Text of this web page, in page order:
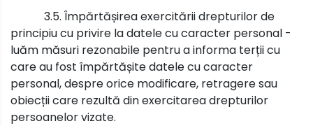
3.5. Împărtășirea exercitării drepturilor de
principiu cu privire la datele cu caracter personal -
luăm măsuri rezonabile pentru a informa terții cu
care au fost împărtășite datele cu caracter
personal, despre orice modificare, retragere sau
obiecții care rezultă din exercitarea drepturilor
persoanelor vizate.